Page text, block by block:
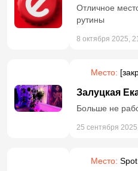
Отличное
рутины
8 октября 2025,
Место:
Залуцкая
Больше не
25 сентября
Место: